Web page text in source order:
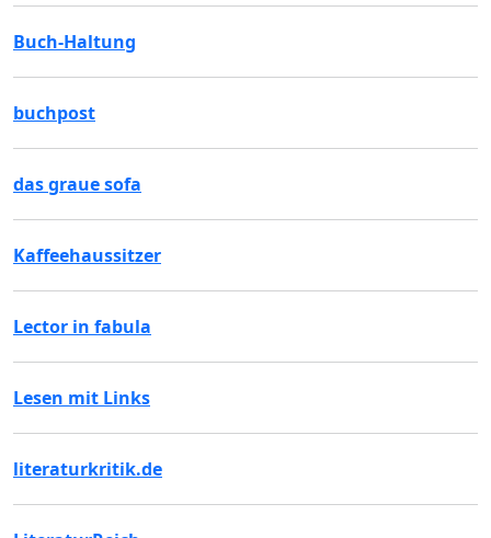
Buch-Haltung
buchpost
das graue sofa
Kaffeehaussitzer
Lector in fabula
Lesen mit Links
literaturkritik.de